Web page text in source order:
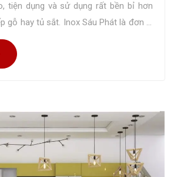
tiện dụng và sử dụng rất bền bỉ hơn
gỗ hay tủ sắt. Inox Sáu Phát là đơn vị
thi công loại tủ này với giá tốt nhất thị